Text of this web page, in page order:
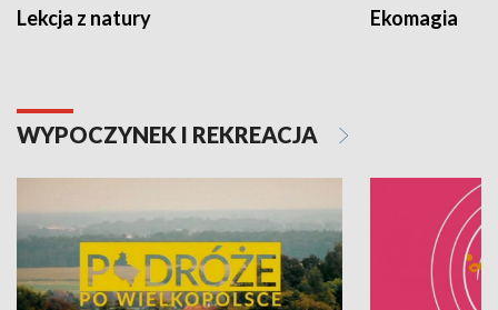
Lekcja z natury Ekomagia
WYPOCZYNEK I REKREACJA